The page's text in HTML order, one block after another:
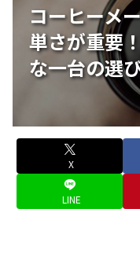
コーヒーメ
単さが重要
な一台の選
X
LINE